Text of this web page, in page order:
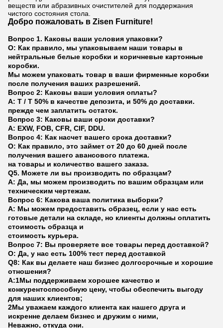
веществ или абразивных очистителей для поддержания
чистого состояния стола.
Добро пожаловать в Zisen Furniture!
Вопрос 1. Каковы ваши условия упаковки?
О: Как правило, мы упаковываем наши товары в
нейтральные белые коробки и коричневые картонные
коробки.
Мы можем упаковать товар в ваши фирменные коробки
после получения ваших разрешений.
Вопрос 2: Каковы ваши условия оплаты?
A: T / T 50% в качестве депозита, и 50% до доставки.
прежде чем заплатить остаток.
Вопрос 3: Каковы ваши сроки доставки?
A: EXW, FOB, CFR, CIF, DDU.
Вопрос 4: Как насчет вашего срока доставки?
О: Как правило, это займет от 20 до 60 дней после
получения вашего авансового платежа.
на товары и количество вашего заказа.
Q5. Можете ли вы производить по образцам?
A: Да, мы можем производить по вашим образцам или
техническим чертежам.
Вопрос 6: Какова ваша политика выборки?
A: Мы можем предоставить образец, если у нас есть
готовые детали на складе, но клиенты должны оплатить
стоимость образца и
стоимость курьера.
Вопрос 7: Вы проверяете все товары перед доставкой?
О: Да, у нас есть 100% тест перед доставкой
Q8: Как вы делаете наш бизнес долгосрочные и хорошие
отношения?
А:1Мы поддерживаем хорошее качество и
конкурентоспособную цену, чтобы обеспечить выгоду
для наших клиентов;
2Мы уважаем каждого клиента как нашего друга и
искренне делаем бизнес и дружим с ними,
Неважно, откуда они.